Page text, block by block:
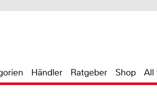
Händler Ratgeber Shop All